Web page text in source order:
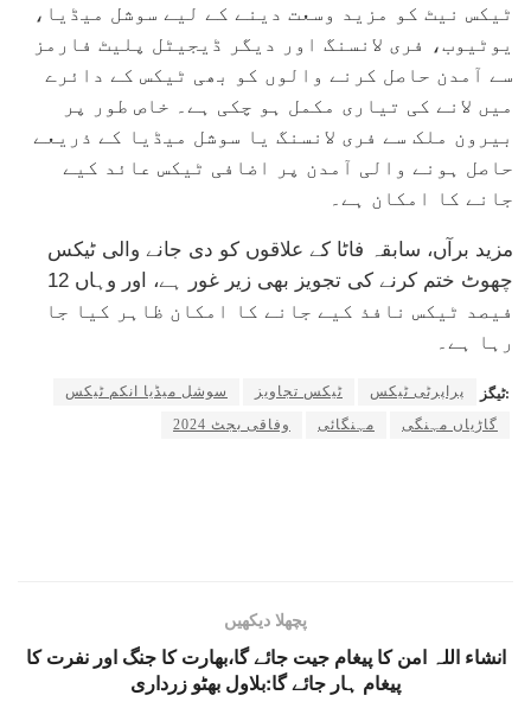
ٹیکس نیٹ کو مزید وسعت دینے کے لیے سوشل میڈیا،
یوٹیوب، فری لانسنگ اور دیگر ڈیجیٹل پلیٹ فارمز
سے آمدن حاصل کرنے والوں کو بھی ٹیکس کے دائرے
میں لانے کی تیاری مکمل ہو چکی ہے۔ خاص طور پر
بیرون ملک سے فری لانسنگ یا سوشل میڈیا کے ذریعے
حاصل ہونے والی آمدن پر اضافی ٹیکس عائد کیے
جانے کا امکان ہے۔
مزید برآں، سابقہ فاٹا کے علاقوں کو دی جانے والی ٹیکس
چھوٹ ختم کرنے کی تجویز بھی زیر غور ہے، اور وہاں 12
فیصد ٹیکس نافذ کیے جانے کا امکان ظاہر کیا جا
رہا ہے۔
ٹیگز: پراپرٹی ٹیکس ٹیکس تجاویز
سوشل میڈیا انکم ٹیکس
گاڑیاں مہنگی
مہنگائی وفاقی بجٹ 2024
پچھلا دیکھیں
انشاء اللہ امن کا پیغام جیت جائے گا،بھارت کا جنگ اور نفرت کا
پیغام ہار جائے گا:بلاول بھٹو زرداری